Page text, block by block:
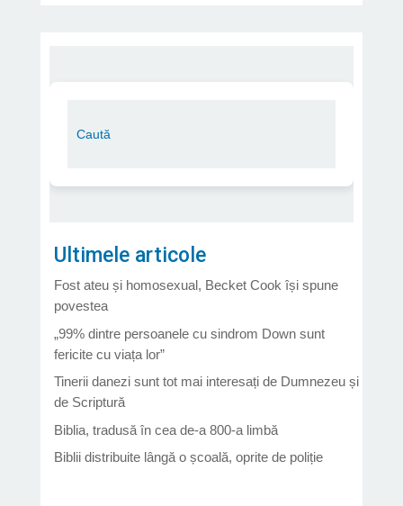
Ultimele articole
Fost ateu și homosexual, Becket Cook își spune
povestea
„99% dintre persoanele cu sindrom Down sunt
fericite cu viața lor”
Tinerii danezi sunt tot mai interesați de Dumnezeu și
de Scriptură
Biblia, tradusă în cea de-a 800-a limbă
Biblii distribuite lângă o școală, oprite de poliție